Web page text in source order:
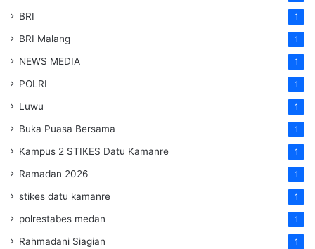
BRI 1
BRI Malang 1
NEWS MEDIA 1
POLRI 1
Luwu 1
Buka Puasa Bersama 1
Kampus 2 STIKES Datu Kamanre 1
Ramadan 2026 1
stikes datu kamanre 1
polrestabes medan 1
Rahmadani Siagian 1